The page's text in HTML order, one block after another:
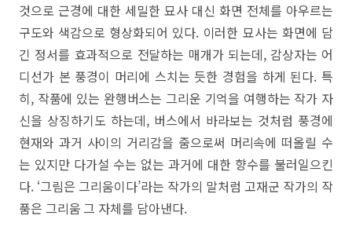
것으로 근경에 대한 세밀한 묘사 대신 화면 전체를 아우르는
구도와 색감으로 형상화되어 있다. 이러한 묘사는 화면에 담
긴 정서를 효과적으로 전달하는 매개가 되는데, 감상자는 어
디선가 본 풍경이 머리에 스치는 듯한 경험을 하게 된다. 특
히, 작품에 있는 완행버스는 그리운 기억을 여행하는 작가 자
신을 상징하기도 하는데, 버스에서 바라보는 것처럼 풍경에
현재와 과거 사이의 거리감을 줌으로써 머리속에 떠올릴 수
는 있지만 다가설 수는 없는 과거에 대한 향수를 불러일으킨
다. ‘그림은 그리움이다’라는 작가의 말처럼 고재군 작가의 작
품은 그리움 그 자체를 담아낸다.